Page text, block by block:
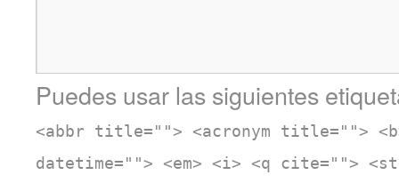
Puedes usar las siguientes
<abbr title=""> <acronym title="">
datetime=""> <em> <i> <q cite="">